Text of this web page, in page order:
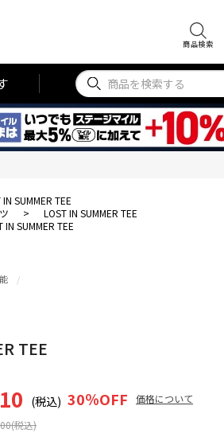
商品検索
IN SUMMER TEE
>
LOST IN SUMMER TEE
IN SUMMER TEE
TEE
税込)
(税込) 30％OFF 価格について